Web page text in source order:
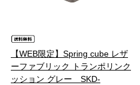
【WEB限定】Spring cube レザ
ーファブリック トランポリンク
ッション グレー SKD-